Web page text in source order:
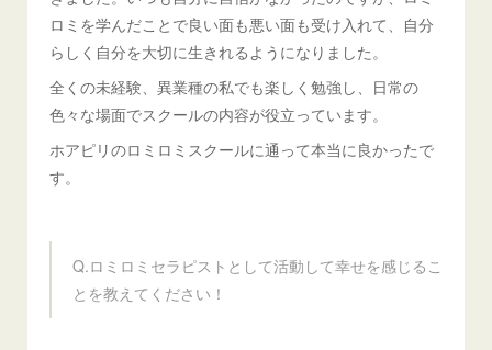
ロミを学んだことで良い面も悪い面も受け入れて、自分
らしく自分を大切に生きれるようになりました。
全くの未経験、異業種の私でも楽しく勉強し、日常の
色々な場面でスクールの内容が役立っています。
ホアピリのロミロミスクールに通って本当に良かったで
す。
Q.ロミロミセラピストとして活動して幸せを感じるこ
とを教えてください！